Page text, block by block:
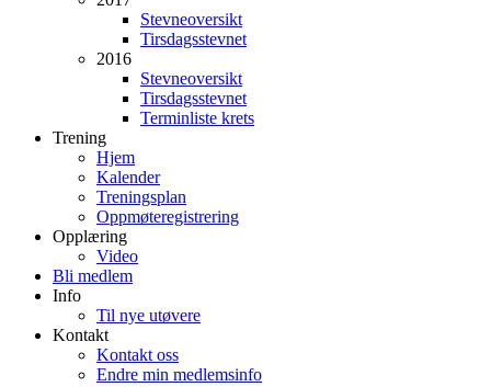
Stevneoversikt
Tirsdagsstevnet
2016
Stevneoversikt
Tirsdagsstevnet
Terminliste krets
Trening
Hjem
Kalender
Treningsplan
Oppmøteregistrering
Opplæring
Video
Bli medlem
Info
Til nye utøvere
Kontakt
Kontakt oss
Endre min medlemsinfo